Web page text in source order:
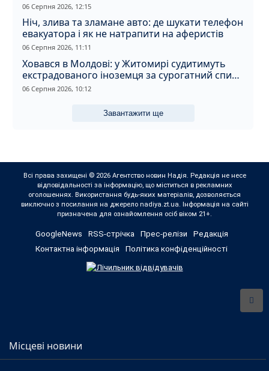
06 Серпня 2026, 12:15
Ніч, злива та зламане авто: де шукати телефон
евакуатора і як не натрапити на аферистів
06 Серпня 2026, 11:11
Ховався в Молдові: у Житомирі судитимуть
екстрадованого іноземця за сурогатний спирт
і відмивання грошей
06 Серпня 2026, 10:12
Завантажити ще
Всі права захищені © 2026 Агентство новин Надія. Редакція не несе
відповідальності за інформацію, що міститься в рекламних
оголошеннях. Використання будь-яких матеріалів, дозволяється
виключно з посилання на джерело nadiya.zt.ua. Інформація на сайті
призначена для ознайомлення осіб віком 21+.
GoogleNews RSS-стрічка Прес-релізи
Редакція
Контактна інформація
Політика конфіденційності
Місцеві новини